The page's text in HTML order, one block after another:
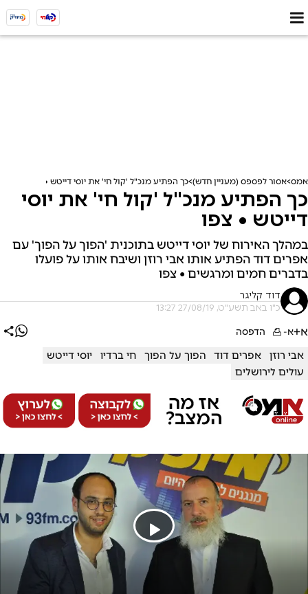
אמס אסור לפספס (מעניין חדש) כך הפתיע מנכ"ל 'קול חי' את יוסי דייטש • צפו
כך הפתיע מנכ"ל 'קול חי' את יוסי
דייטש • צפו
במהלך האירוח של יוסי דייטש בתוכנית 'הפוך על הפוך' עם
אפרים דוד הפתיע אותו אבי רוזן ושיבח אותו על פועלו
בדברים חמים ומרגשים • צפו
דוד קליגר
כ"ו באב תשע"ט, 27/08/19 13:27
א+א- הדפסה
אבי רוזן אפרים דוד הפוך על הפוך חי ברדיו
יוסי דייטש
עולים לירושלים